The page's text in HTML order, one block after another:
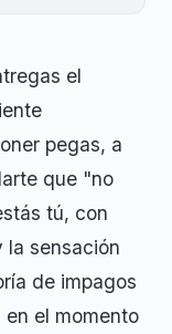
el
pegas, a
que "no
tú, con
la sensación
de impagos
el momento